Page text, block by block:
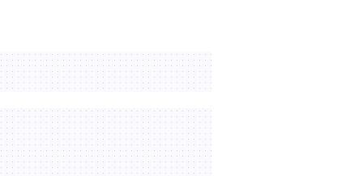
30.04.2024 16:45
İnfo Yatırım: Ons altın için
2400 seviyesi önemli
30.04.2024 17:02
35:30
TCMB Başkanı Fatih
Karahan: Parasal sıkılığı
koruyacağız
08.02.2024 11:36